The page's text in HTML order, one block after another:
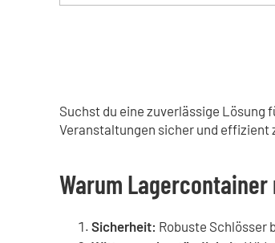
Suchst du eine zuverlässige
Veranstaltungen sicher und effizient
Warum
Sicherheit: Robuste Schlösser